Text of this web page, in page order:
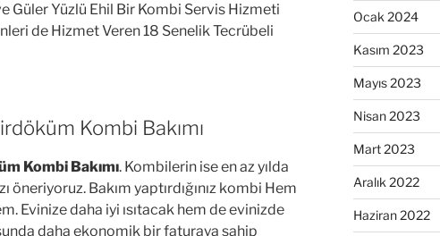
Güler Yüzlü Ehil Bir Kombi Servis Hizmeti
de Hizmet Veren 18 Senelik Tecrübeli
Kombi Bakımı
Kombi Bakımı. Kombilerin ise en az yılda
öneriyoruz. Bakım yaptırdığınız kombi Hem
Evinize daha iyi ısıtacak hem de evinizde
daha ekonomik bir faturaya sahip
Ocak 2024
Kasım 2023
Mayıs 2023
Nisan 2023
Mart 2023
Aralık 2022
Haziran 2022